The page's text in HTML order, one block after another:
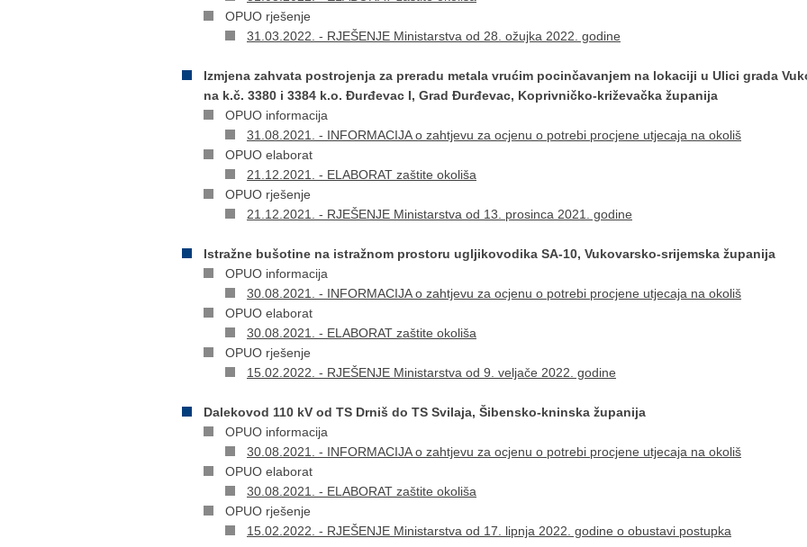
OPUO rješenje
31.03.2022. - RJEŠENJE Ministarstva od 28. ožujka 2022. godine
Izmjena zahvata postrojenja za preradu metala vrućim pocinčavanjem na lokaciji u Ulici grada
na k.č. 3380 i 3384 k.o. Đurđevac I, Grad Đurđevac, Koprivničko-križevačka županija
OPUO informacija
31.08.2021. - INFORMACIJA o zahtjevu za ocjenu o potrebi procjene utjecaja na okoliš
OPUO elaborat
21.12.2021. - ELABORAT zaštite okoliša
OPUO rješenje
21.12.2021. - RJEŠENJE Ministarstva od 13. prosinca 2021. godine
Istražne bušotine na istražnom prostoru ugljikovodika SA-10, Vukovarsko-srijemska županija
OPUO informacija
30.08.2021. - INFORMACIJA o zahtjevu za ocjenu o potrebi procjene utjecaja na okoliš
OPUO elaborat
30.08.2021. - ELABORAT zaštite okoliša
OPUO rješenje
15.02.2022. - RJEŠENJE Ministarstva od 9. veljače 2022. godine
Dalekovod 110 kV od TS Drniš do TS Svilaja, Šibensko-kninska županija
OPUO informacija
30.08.2021. - INFORMACIJA o zahtjevu za ocjenu o potrebi procjene utjecaja na okoliš
OPUO elaborat
30.08.2021. - ELABORAT zaštite okoliša
OPUO rješenje
15.02.2022. - RJEŠENJE Ministarstva od 17. lipnja 2022. godine o obustavi postupka